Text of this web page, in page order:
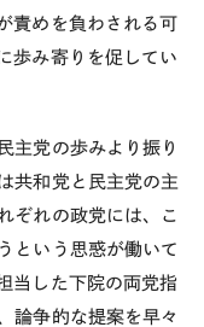
責めを負わされる可
歩み寄りを促してい
主党の歩みより振り
共和党と民主党の主
ぞれの政党には、こ
という思惑が働いて
当した下院の両党指
論争的な提案を早々